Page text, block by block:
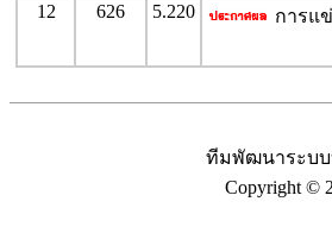
12 626 5.220 การแ
ทีมพัฒนาระบบ
Copyright ©